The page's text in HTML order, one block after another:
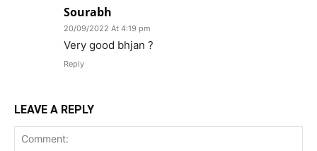
Sourabh
20/09/2022 At 4:19 pm
Very good bhjan ?
Reply
LEAVE A REPLY